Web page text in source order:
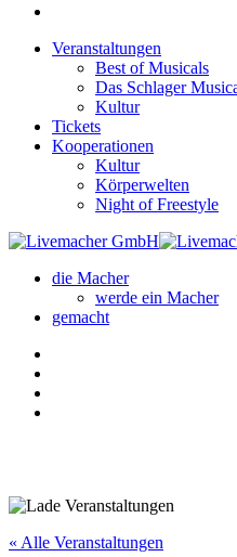
Veranstaltungen
Best of Musicals
Das Schlager
Kultur
Tickets
Kooperationen
Kultur
Körperwelten
Night of Freestyle
die Macher
werde ein Macher
gemacht
« Alle Veranstaltungen